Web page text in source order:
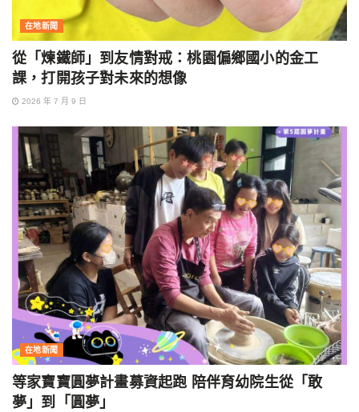
在地新聞
從「煉鐵師」到友情對戒：桃園偏鄉國小的金工
課，打開孩子對未來的想像
2026 年 7 月 9 日
在地新聞
等家寶寶圓夢計畫募資起跑 陪伴育幼院生從「敢
夢」到「圓夢」